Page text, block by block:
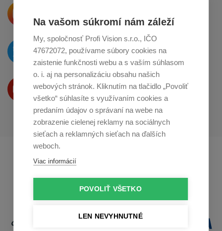
Na vašom súkromí nám záleží
My, spoločnosť Profi Vision s.r.o., IČO
47672072, používame súbory cookies na
zaistenie funkčnosti webu a s vaším súhlasom
o. i. aj na personalizáciu obsahu našich
webových stránok. Kliknutím na tlačidlo „Povoliť
všetko“ súhlasíte s využívaním cookies a
predaním údajov o správaní na webe na
zobrazenie cielenej reklamy na sociálnych
sieťach a reklamných sieťach na ďalších
weboch.
Viac informácií
POVOLIŤ VŠETKO
LEN NEVYHNUTNÉ
o zdieľanie naInstagrame
O novinkách píšeme
naTwitteri
Produkty Vám predstavujeme
na Youtube
Profikuchař.cz